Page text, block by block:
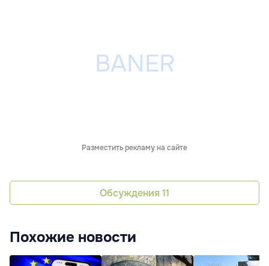
Разместить рекламу на сайте
Обсуждения 11
Похожие новости